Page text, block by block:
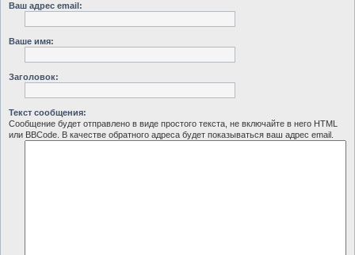
Ваш адрес email:
Ваше имя:
Заголовок:
Текст сообщения:
Сообщение будет отправлено в виде простого текста, не включайте в него HTML
или BBCode. В качестве обратного адреса будет показываться ваш адрес email.